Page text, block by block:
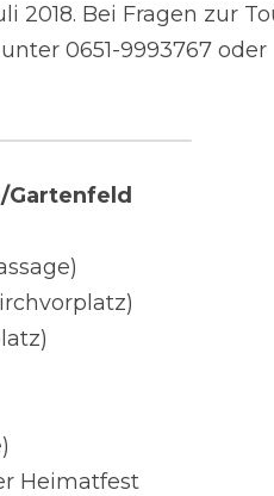
2018. Bei Fragen zur
Heimatfest